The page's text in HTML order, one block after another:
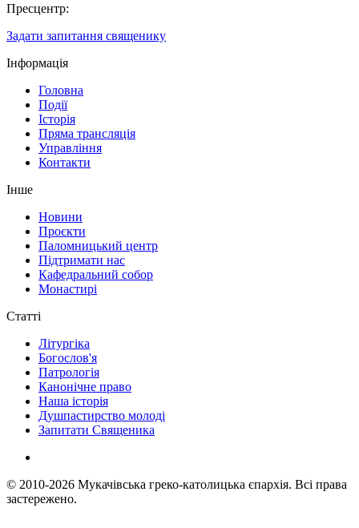
Пресцентр:
Задати запитання священику
Інформація
Головна
Події
Історія
Пряма трансляція
Управління
Контакти
Інше
Новини
Проєкти
Паломницький центр
Підтримати нас
Кафедральний собор
Монастирі
Статті
Літургіка
Богослов'я
Патрологія
Канонічне право
Наша історія
Душпастирство молоді
Запитати Священика
© 2010-2026 Мукачівська греко-католицька єпархія. Всі права
застережено.